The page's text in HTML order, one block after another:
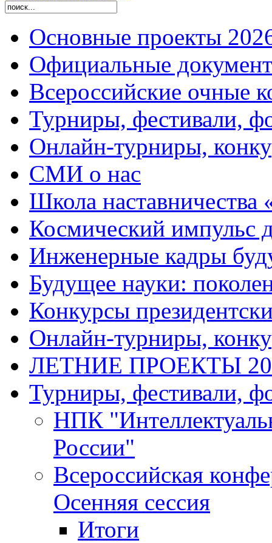
Основные проекты
Официальные
Всероссийские очные
Турниры, фестивали,
Онлайн-турниры,
СМИ о нас
Школа
Космический импульс
Инженерные кадры
Будущее науки:
Конкурсы
Онлайн-турниры,
ЛЕТНИЕ ПРОЕКТЫ
Турниры, фестивали,
НПК
России"
Всероссийская
Осенняя сессия
Итоги